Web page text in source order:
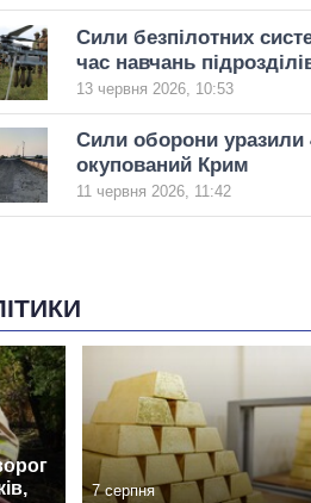
Сили безпілотних
час навчань
13 червня 2026, 10:53
Сили оборони уразили
окупований Крим
11 червня 2026, 11:42
7 серпня